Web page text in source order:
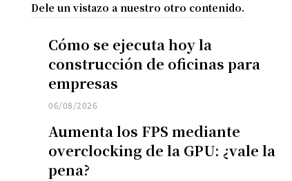
Dele un vistazo a nuestro otro contenido.
Cómo se ejecuta hoy la
construcción de oficinas para
empresas
06/08/2026
Aumenta los FPS mediante
overclocking de la GPU: ¿vale la
pena?